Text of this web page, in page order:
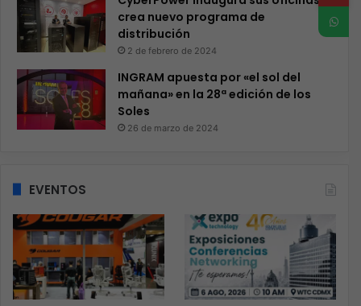
crea nuevo programa de
distribución
2 de febrero de 2024
INGRAM apuesta por «el sol del
mañana» en la 28ª edición de los
Soles
26 de marzo de 2024
EVENTOS